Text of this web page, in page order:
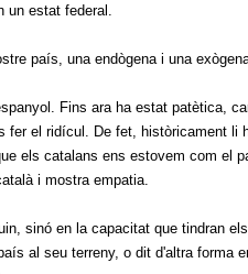
un estat federal.
país, una endògena i una
Fins ara ha estat patètica,
fer el ridícul. De fet, històricament li
els catalans ens estovem com el
i mostra empatia.
sinó en la capacitat que tindran
al seu terreny, o dit d'altra forma